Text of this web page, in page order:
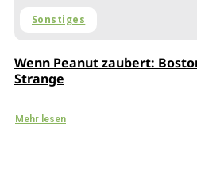
Sonstiges
Wenn Peanut zaubert:
Strange
Mehr lesen